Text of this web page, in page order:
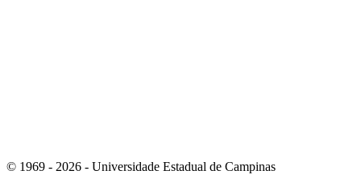
© 1969 - 2026 - Universidade Estadual de Campinas